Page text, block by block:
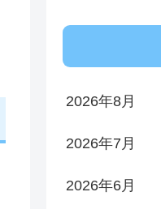
2026年8月
2026年7月
2026年6月